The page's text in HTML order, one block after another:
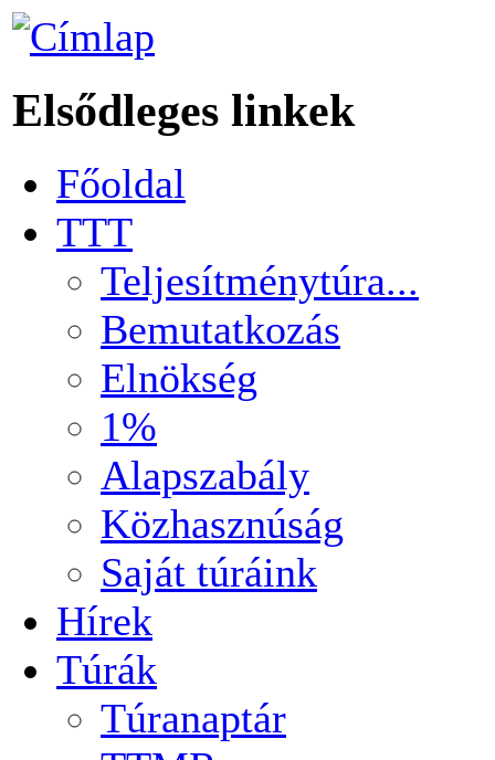
Elsődleges linkek
Főoldal
TTT
Teljesítménytúra...
Bemutatkozás
Elnökség
1%
Alapszabály
Közhasznúság
Saját túráink
Hírek
Túrák
Túranaptár